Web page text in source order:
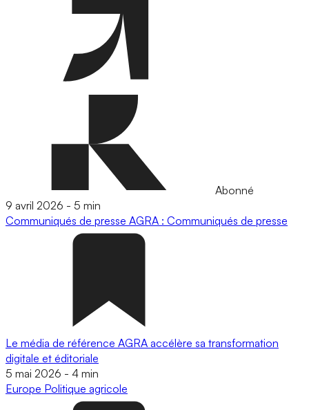
Abonné
9 avril 2026 - 5 min
Communiqués de presse AGRA : Communiqués de presse
Le média de référence AGRA accélère sa transformation
digitale et éditoriale
5 mai 2026 - 4 min
Europe Politique agricole